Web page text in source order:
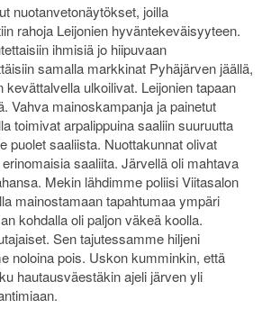
nuotanvetonäytökset, joilla
rahoja Leijonien hyväntekeväisyyteen.
ihmisiä jo hiipuvaan
samalla markkinat Pyhäjärven jäällä,
ulkoilivat. Leijonien tapaan
Vahva mainoskampanja ja painetut
toimivat arpalippuina saaliin suuruutta
puolet saaliista. Nuottakunnat olivat
saaliita. Järvellä oli mahtava
Mekin lähdimme poliisi Viitasalon
mainostamaan tapahtumaa ympäri
kohdalla oli paljon väkeä koolla.
Sen tajutessamme hiljeni
noloina pois. Uskon kumminkin, että
hautausväestäkin ajeli järven yli